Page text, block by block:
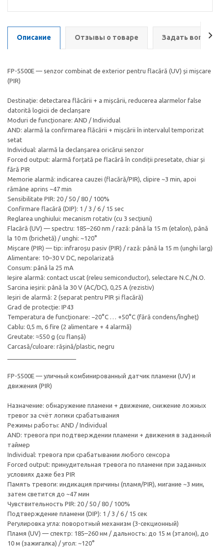
Описание Отзывы о товаре Задать вопрос
FP-5500E — senzor combinat de exterior pentru flacără (UV) și mișcare
(PIR)
Destinație: detectarea flăcării + a mișcării, reducerea alarmelor false
datorită logicii de declanșare
Moduri de funcționare: AND / Individual
AND: alarmă la confirmarea flăcării + mișcării în intervalul temporizat
setat
Individual: alarmă la declanșarea oricărui senzor
Forced output: alarmă forțată pe flacără în condiții presetate, chiar și
fără PIR
Memorie alarmă: indicarea cauzei (flacără/PIR), clipire ~3 min, apoi
rămâne aprins ~47 min
Sensibilitate PIR: 20 / 50 / 80 / 100%
Confirmare flacără (DIP): 1 / 3 / 6 / 15 sec
Reglarea unghiului: mecanism rotativ (cu 3 secțiuni)
Flacără (UV) — spectru: 185–260 nm / rază: până la 15 m (etalon), până
la 10 m (brichetă) / unghi: ~120°
Mișcare (PIR) — tip: infraroșu pasiv (PIR) / rază: până la 15 m (unghi larg)
Alimentare: 10–30 V DC, nepolarizată
Consum: până la 25 mA
Ieșire alarmă: contact uscat (releu semiconductor), selectare N.C./N.O.
Sarcina ieșirii: până la 30 V (AC/DC), 0,25 A (rezistiv)
Ieșiri de alarmă: 2 (separat pentru PIR și flacără)
Grad de protecție: IP43
Temperatura de funcționare: −20°C … +50°C (fără condens/îngheț)
Cablu: 0,5 m, 6 fire (2 alimentare + 4 alarmă)
Greutate: ≈550 g (cu flanșă)
Carcasă/culoare: rășină/plastic, negru
FP-5500E — уличный комбинированный датчик пламени (UV) и
движения (PIR)
Назначение: обнаружение пламени + движение, снижение ложных
тревог за счёт логики срабатывания
Режимы работы: AND / Individual
AND: тревога при подтверждении пламени + движения в заданный
таймер
Individual: тревога при срабатывании любого сенсора
Forced output: принудительная тревога по пламени при заданных
условиях даже без PIR
Память тревоги: индикация причины (пламя/PIR), мигание ~3 мин,
затем светится до ~47 мин
Чувствительность PIR: 20 / 50 / 80 / 100%
Подтверждение пламени (DIP): 1 / 3 / 6 / 15 сек
Регулировка угла: поворотный механизм (3-секционный)
Пламя (UV) — спектр: 185–260 нм / дальность: до 15 м (эталон), до
10 м (зажигалка) / угол: ~120°